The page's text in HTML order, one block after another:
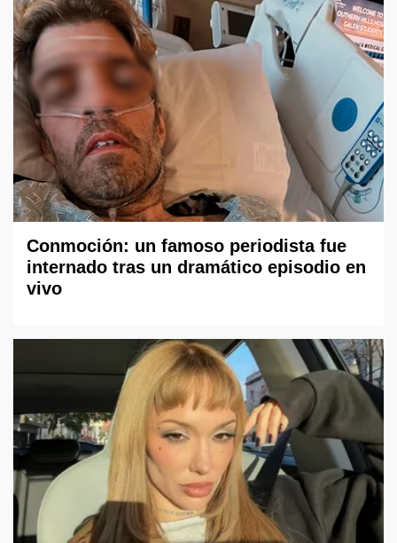
Conmoción: un famoso periodista fue
internado tras un dramático episodio en
vivo